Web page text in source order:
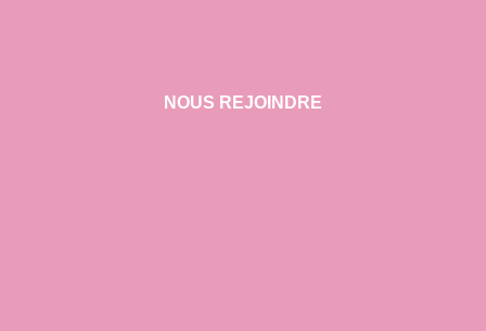
NOUS REJOINDRE